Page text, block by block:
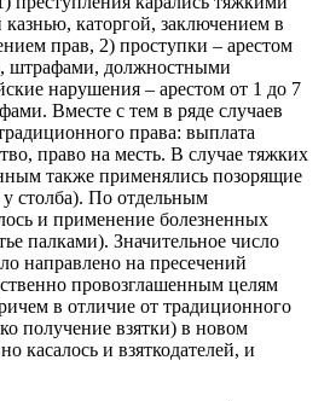
каторгой, заключением в
прав, 2) проступки – арестом
штрафами, должностными
нарушения – арестом от 1 до 7
Вместе с тем в ряде случаев
права: выплата
право на месть. В случае тяжких
также применялись позорящие
столба). По отдельным
и применение болезненных
палками). Значительное число
направлено на пресечений
провозглашенным целям
в отличие от традиционного
получение взятки) в новом
касалось и взяткодателей, и